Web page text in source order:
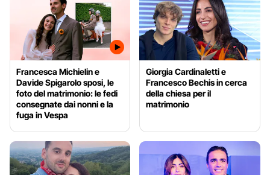
Francesca Michielin e
Davide Spigarolo sposi, le
foto del matrimonio: le fedi
consegnate dai nonni e la
fuga in Vespa
Giorgia Cardinaletti e
Francesco Bechis in cerca
della chiesa per il
matrimonio